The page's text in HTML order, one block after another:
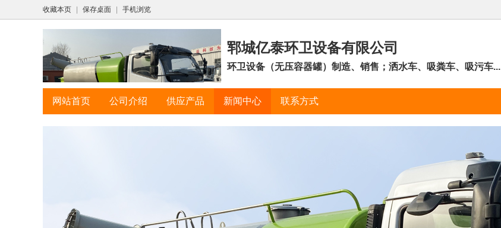
收藏本页 保存桌面 手机浏览
郓城亿泰环卫设备有限公司
环卫设备（无压容器罐）制造、销售；洒水车、吸粪车、吸污车...
网站首页 公司介绍 供应产品 新闻中心 联系方式